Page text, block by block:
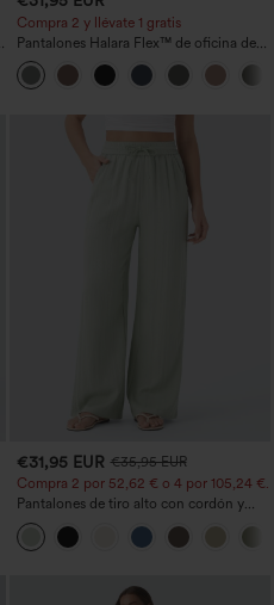
+23
Compra 2 y llévate 1 gratis
Pantalones Halara Flex™ de oficina de
tiro alto ligeramente acampanados con
bolsillos
€31,95 EUR €35,95 EUR
Compra 2 por 52,62 € o 4 por 105,24 €.
Pantalones de tiro alto con cordón y
bolsillos, pernera ancha, holgados y de
estilo casual con tacto de lino.